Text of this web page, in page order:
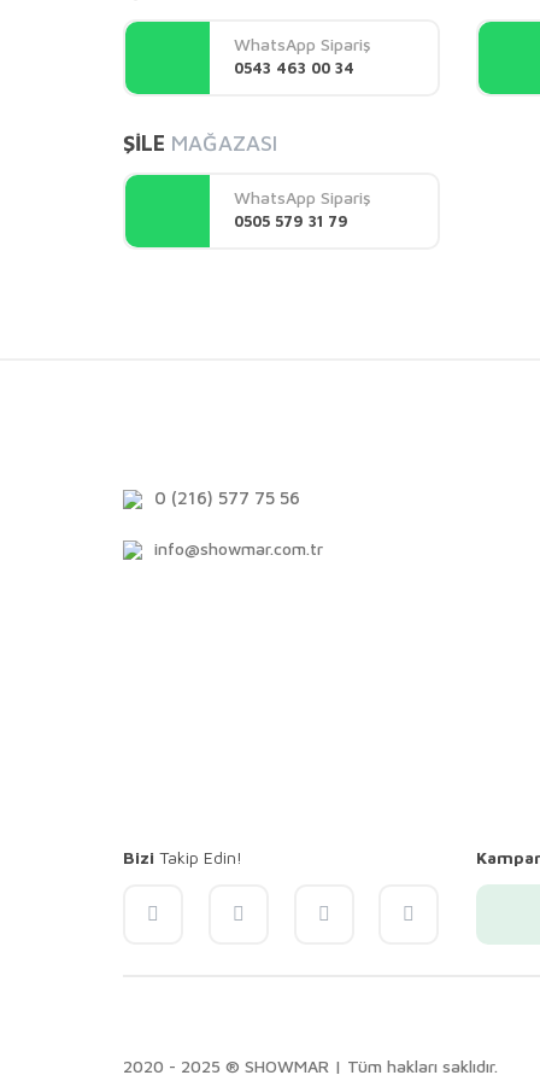
Ürün açıklamasında eksik bilgiler bulunuyor.
Ürün bilgilerinde hatalar bulunuyor.
Ürün fiyatı diğer sitelerden daha pahalı.
Bu ürüne benzer farklı alternatifler olmalı.
WhatsApp Sipariş
0543 463 00 34
ŞİLE MAĞAZASI
WhatsApp Sipariş
0505 579 31 79
0 (216) 577 75 56
info@showmar.com.tr
Bizi Takip Edin!
2020 - 2025 ® SHOWMAR | Tüm hakları saklıdır.